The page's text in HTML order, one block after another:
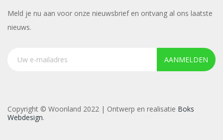
Meld je nu aan voor onze nieuwsbrief en ontvang al ons laatste
nieuws.
AANMELDEN
Copyright © Woonland 2022 | Ontwerp en realisatie Boks
Webdesign.